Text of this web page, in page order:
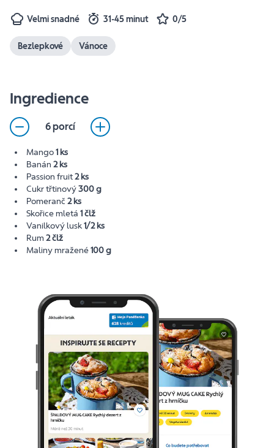
Velmi snadné 31-45 minut 0/5
Bezlepkové Vánoce
Ingredience
6 porcí
Mango1 ks
Banán 2 ks
Passion fruit2 ks
Cukr třtinový300 g
Pomeranč 2 ks
Skořice mletá 1 člž
Vanilkový lusk1/2 ks
Rum 2 člž
Maliny mražené100 g